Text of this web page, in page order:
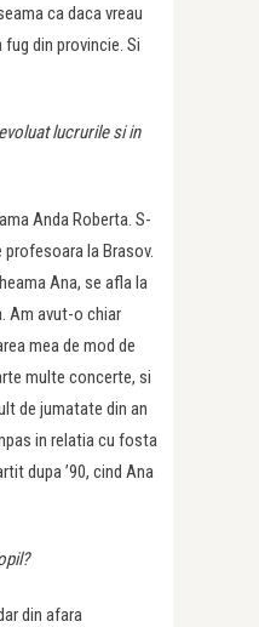
ca daca vreau
din provincie. Si
lucrurile si in
Anda Roberta. S-
la Brasov.
Ana, se afla la
Am avut-o chiar
mea de mod de
multe concerte, si
de jumatate din an
in relatia cu fosta
dupa ’90, cind Ana
din afara